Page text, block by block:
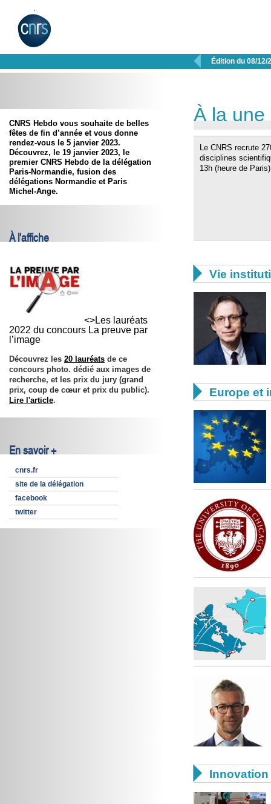
 Édition du 08/12/
CNRS Hebdo vous souhaite de belles
fêtes de fin d’année et vous donne
rendez-vous le 5 janvier 2023.
Découvrez, le 19 janvier 2023, le
premier CNRS Hebdo de la délégation
Paris-Normandie, fusion des
délégations Normandie et Paris
Michel-Ange.
À l'affiche
<>Les lauréats
2022 du concours La preuve par
l’image
Découvrez les 20 lauréats de ce
concours photo. dédié aux images de
recherche, et les prix du jury (grand
prix, coup de cœur et prix du public).
Lire l'article.
En savoir +
cnrs.fr
site de la délégation
facebook
twitter
À la une
Le CNRS recrute
disciplines
13h (heure de
 Vie
 Europe et
